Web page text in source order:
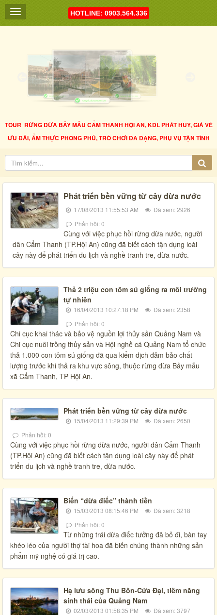
HOTLINE: 0903.564.336
TOUR RỪNG DỪA BẢY MẪU CẨM THANH HỘI AN, KDL PHÁT HUY, GIÁ VÉ
ƯU ĐÃI, ẨM THỰC PHONG PHÚ, TRÒ CHƠI ĐA DẠNG, PHỤ VỤ TẬN TÌNH
Phát triển bền vững từ cây dừa nước
17/08/2013 11:55:53 AM
Đã xem: 2926
Phản hồi: 0
Cùng với việc phục hồi rừng dừa nước, người
dân Cẩm Thanh (TP.Hội An) cũng đã biết cách tận dụng loài
cây này để phát triển du lịch và nghề tranh tre, dừa nước.
Thả 2 triệu con tôm sú giống ra môi trường
tự nhiên
16/04/2013 10:27:18 PM
Đã xem: 2358
Phản hồi: 0
Chi cục khai thác và bảo vệ nguồn lợi thủy sản Quảng Nam và
Chi cục nuôi trồng thủy sản và Hội nghề cá Quảng Nam tổ chức
thả 1.000 con tôm sú giống đã qua kiểm dịch đảm bảo chất
lượng trước khi thả ra khu vực sông, thuộc rừng dừa Bảy mẫu
xã Cẩm Thanh, TP Hội An.
Phát triển bền vững từ cây dừa nước
15/04/2013 11:29:39 PM
Đã xem: 2650
Phản hồi: 0
Cùng với việc phục hồi rừng dừa nước, người dân Cẩm Thanh
(TP.Hội An) cũng đã biết cách tận dụng loài cây này để phát
triển du lịch và nghề tranh tre, dừa nước.
Biến “dừa điếc” thành tiền
15/03/2013 08:15:46 PM
Đã xem: 3218
Phản hồi: 0
Từ những trái dừa điếc tưởng đã bỏ đi, bàn tay
khéo léo của người thợ tài hoa đã biến chúng thành những sản
phẩm mỹ nghệ có giá trị cao.
Hạ lưu sông Thu Bồn-Cửa Đại, tiềm năng
sinh thái của Quảng Nam
02/03/2013 01:58:35 PM
Đã xem: 3797